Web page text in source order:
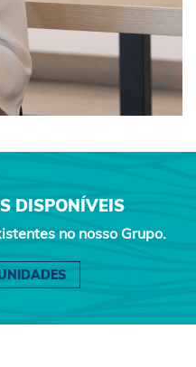
DISPONÍVEIS
no nosso Grupo.